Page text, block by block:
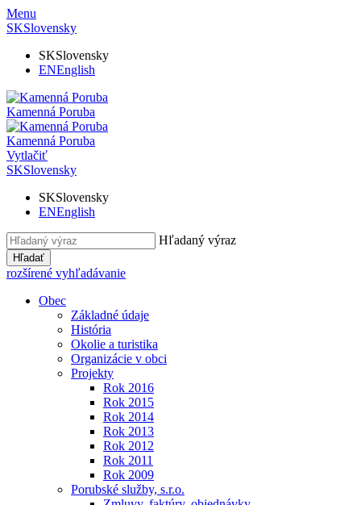
Menu
SKSlovensky
SKSlovensky
ENEnglish
Kamenná Poruba
Kamenná Poruba
Vytlačiť
SKSlovensky
SKSlovensky
ENEnglish
Hľadaný výraz
Hľadať
rozšírené vyhľadávanie
Obec
Základné údaje
História
Okolie a turistika
Organizácie v obci
Projekty
Rok 2016
Rok 2015
Rok 2014
Rok 2013
Rok 2012
Rok 2011
Rok 2009
Porubské služby, s.r.o.